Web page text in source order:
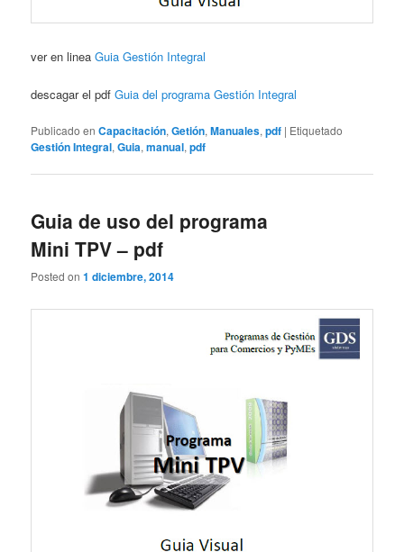
ver en lineaGuia Gestión Integral
descagar el pdfGuia del programa Gestión Integral
Publicado en Capacitación,Getión,Manuales,pdf | Etiquetado
Gestión Integral,Guia,manual,pdf
Guia de uso del programa
Mini TPV – pdf
Posted on1 diciembre, 2014